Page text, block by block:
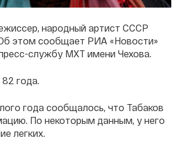
народный артист СССР
этом сообщает РИА «Новости»
службу МХТ имени Чехова.
года.
года сообщалось, что Табаков
По некоторым данным, у него
легких.